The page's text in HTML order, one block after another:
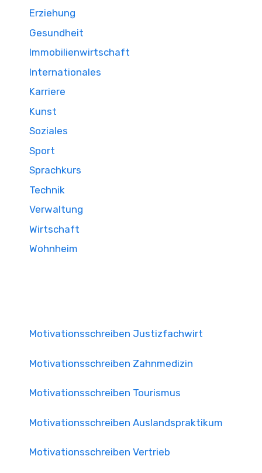
Erziehung
Gesundheit
Immobilienwirtschaft
Internationales
Karriere
Kunst
Soziales
Sport
Sprachkurs
Technik
Verwaltung
Wirtschaft
Wohnheim
Motivationsschreiben Justizfachwirt
Motivationsschreiben Zahnmedizin
Motivationsschreiben Tourismus
Motivationsschreiben Auslandspraktikum
Motivationsschreiben Vertrieb